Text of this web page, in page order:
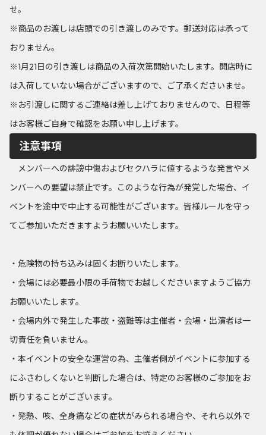
せ。
※商品のお渡しは店頭での引き渡しのみです。郵送対応は承って
おりません。
※1月21日の引き渡しは商品の入荷次第開始いたします。開店時に
は入荷していない場合がございますので、ご了承くださいませ。
※お引渡しに関するご連絡は差し上げておりませんので、日程等
はお客様ご自身で確認をお願い申し上げます。
注意事項
メンバーへの誹謗中傷およびセクハラに値するような発言やメ
ンバーへの要望は禁止です。このような行為が発覚した場合、イ
ベントを途中で中止する可能性がございます。皆様ルールを守っ
てご参加いただきますようお願いいたします。
・危険物の持ち込みは固くお断りいたします。
・会場には必要最小限の手荷物でお越しくださいますようご協力
お願いいたします。
・会場内外で発生した事故・盗難等は主催者・会場・出演者は一
切責任を負いません。
・本イベントの安全な運営の為、主催者側がイベントに参加する
にふさわしくないと判断した場合は、特定のお客様のご参加をお
断りすることがございます。
・発熱、咳、全身痛などの症状がみられる場合や、それら以外で